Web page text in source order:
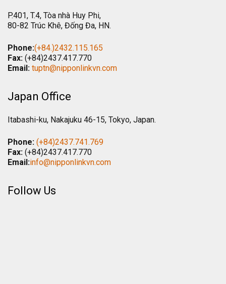
P.401, T.4, Tòa nhà Huy Phi,
80-82 Trúc Khê, Đống Đa, HN.
Phone:(+84.)2432.115.165
Fax: (+84)2437.417.770
Email: tuptn@nipponlinkvn.com
Japan Office
Itabashi-ku, Nakajuku 46-15, Tokyo, Japan.
Phone: (+84)2437.741.769
Fax: (+84)2437.417.770
Email:info@nipponlinkvn.com
Follow Us